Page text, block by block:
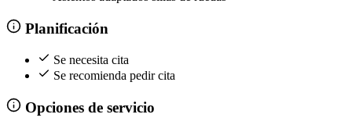
Planificación
Se necesita cita
Se recomienda pedir cita
Opciones de servicio